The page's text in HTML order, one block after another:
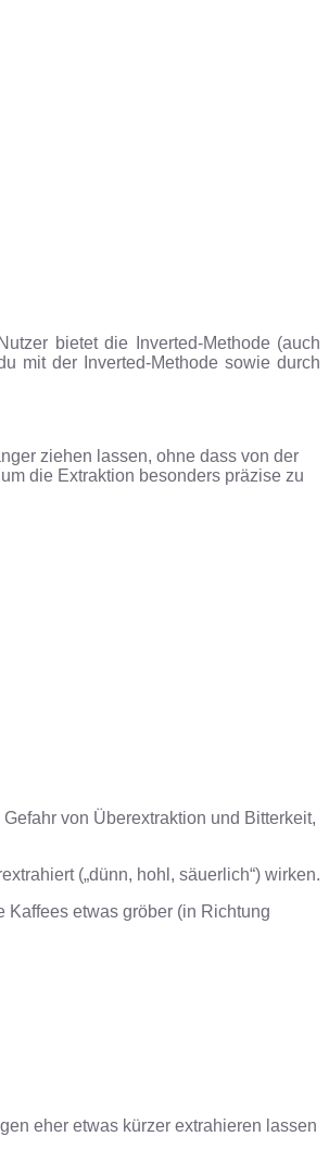
bietet die Inverted-Methode (auch
mit der Inverted-Methode sowie durch
ziehen lassen, ohne dass von der
die Extraktion besonders präzise zu
von Überextraktion und Bitterkeit,
(„dünn, hohl, säuerlich“) wirken.
Kaffees etwas gröber (in Richtung
eher etwas kürzer extrahieren lassen